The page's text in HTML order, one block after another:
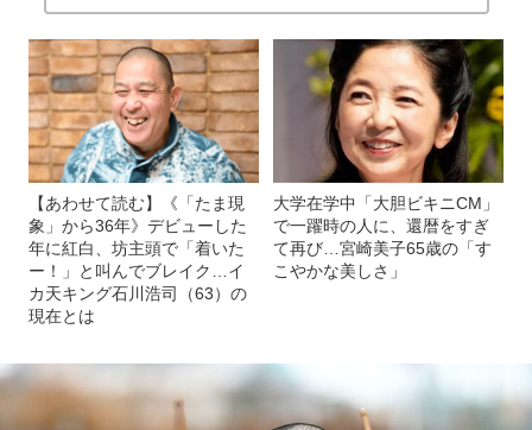
【あわせて読む】《「たま現
象」から36年》デビューした
年に紅白、坊主頭で「着いた
ー！」と叫んでブレイク…イ
カ天キング石川浩司（63）の
現在とは
大学在学中「大胆ビキニCM」
で一躍時の人に、還暦をすぎ
て再び…宮崎美子65歳の「す
こやかな美しさ」